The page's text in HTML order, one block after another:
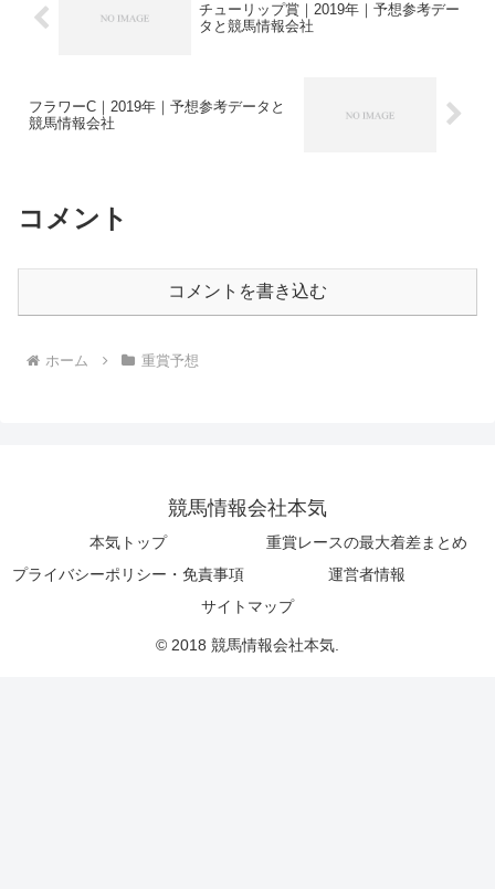
チューリップ賞｜2019年｜予想参考デー
タと競馬情報会社
フラワーC｜2019年｜予想参考データと
競馬情報会社
コメント
コメントを書き込む
ホーム 重賞予想
競馬情報会社本気
本気トップ
重賞レースの最大着差まとめ
プライバシーポリシー・免責事項
運営者情報
サイトマップ
© 2018 競馬情報会社本気.